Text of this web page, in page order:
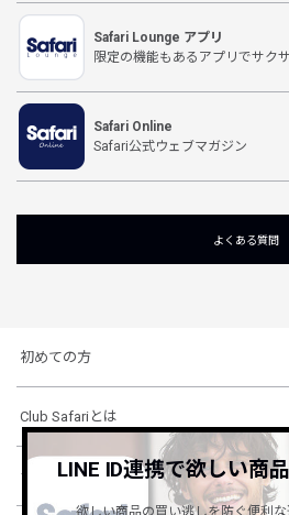
Safari Lounge アプリ
限定の機能もあるアプリでサク
Safari Online
Safari公式ウェブマガジン
よくある質問
初めての方
Club Safariとは
ショッピングガイド
LINE ID連携で欲しい商
欲しい商品の買い逃しを防ぐ便利